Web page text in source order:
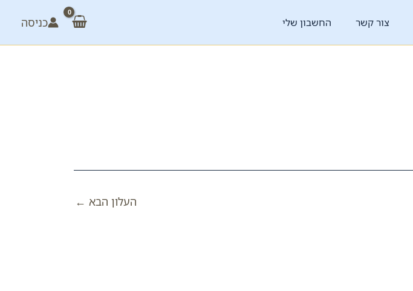
צור קשר החשבון שלי כניסה
העלון הבא ←